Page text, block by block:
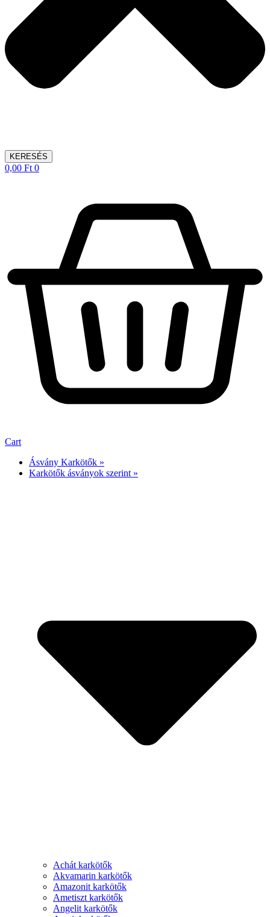
KERESÉS
0,00 Ft 0
Cart
Ásvány Karkötők »
Karkötők ásványok szerint »
Achát karkötők
Akvamarin karkötők
Amazonit karkötők
Ametiszt karkötők
Angelit karkötők